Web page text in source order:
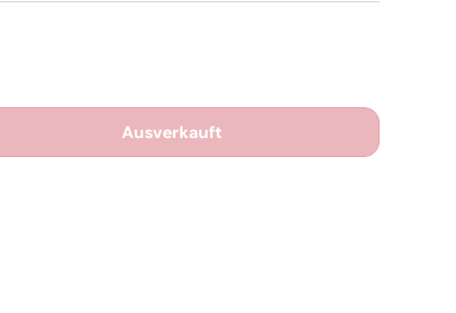
Ausverkauft